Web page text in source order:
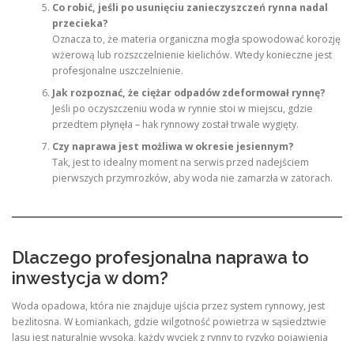
Co robić, jeśli po usunięciu zanieczyszczeń rynna nadal
przecieka?
Oznacza to, że materia organiczna mogła spowodować korozję
wżerową lub rozszczelnienie kielichów. Wtedy konieczne jest
profesjonalne uszczelnienie.
Jak rozpoznać, że ciężar odpadów zdeformował rynnę?
Jeśli po oczyszczeniu woda w rynnie stoi w miejscu, gdzie
przedtem płynęła – hak rynnowy został trwale wygięty.
Czy naprawa jest możliwa w okresie jesiennym?
Tak, jest to idealny moment na serwis przed nadejściem
pierwszych przymrozków, aby woda nie zamarzła w zatorach.
Dlaczego profesjonalna naprawa to
inwestycja w dom?
Woda opadowa, która nie znajduje ujścia przez system rynnowy, jest
bezlitosna. W Łomiankach, gdzie wilgotność powietrza w sąsiedztwie
lasu jest naturalnie wysoka, każdy wyciek z rynny to ryzyko pojawienia